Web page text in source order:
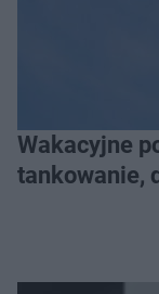
Wakacyjne
tankowanie,